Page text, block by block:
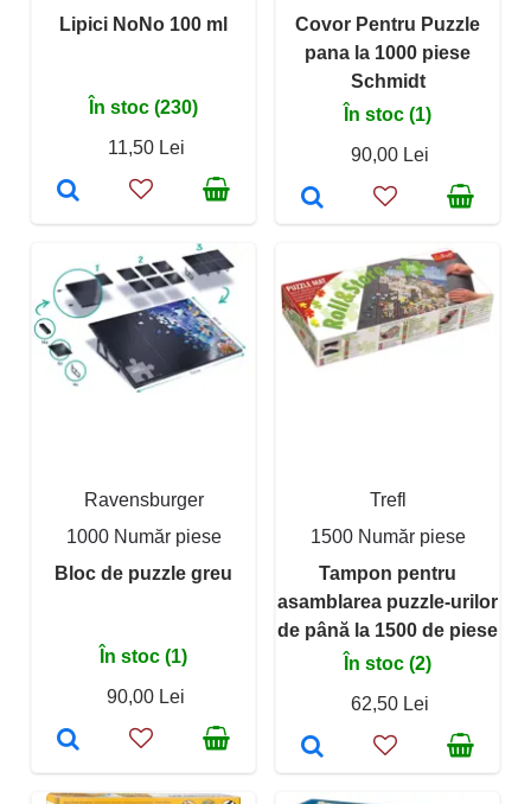
Lipici NoNo 100 ml
În stoc (230)
11,50 Lei
Covor Pentru Puzzle
pana la 1000 piese
Schmidt
În stoc (1)
90,00 Lei
Ravensburger
1000 Număr piese
Bloc de puzzle greu
În stoc (1)
90,00 Lei
Trefl
1500 Număr piese
Tampon pentru
asamblarea puzzle-urilor
de până la 1500 de piese
În stoc (2)
62,50 Lei